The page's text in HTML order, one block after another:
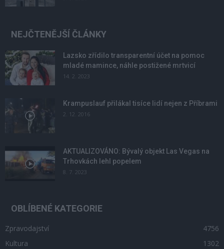
NEJČTENĚJŠÍ ČLÁNKY
Lazsko zřídilo transparentní účet na pomoc
mladé mamince, náhle postižené mrtvicí
14. 2. 2023
Krampuslauf přilákal tisíce lidí nejen z Příbrami
2. 12. 2016
AKTUALIZOVÁNO: Bývalý objekt Las Vegas na
Trhovkách lehl popelem
8. 7. 2023
OBLÍBENÉ KATEGORIE
Zpravodajství
4756
Kultura
1302